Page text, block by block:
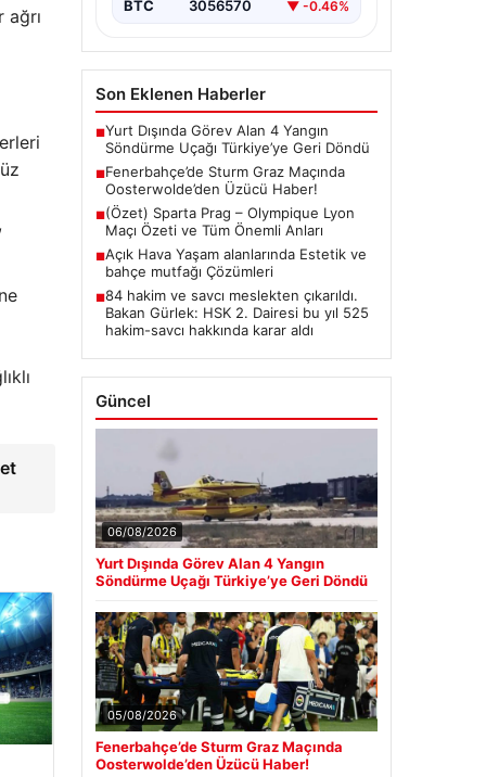
BTC 3056570 ▼ -0.46%
Son Eklenen Haberler
■Yurt Dışında Görev Alan 4 Yangın
Söndürme Uçağı Türkiye’ye Geri Döndü
■Fenerbahçe’de Sturm Graz Maçında
Oosterwolde’den Üzücü Haber!
■(Özet) Sparta Prag – Olympique Lyon
Maçı Özeti ve Tüm Önemli Anları
■Açık Hava Yaşam alanlarında Estetik ve
bahçe mutfağı Çözümleri
■84 hakim ve savcı meslekten çıkarıldı.
Bakan Gürlek: HSK 2. Dairesi bu yıl 525
hakim-savcı hakkında karar aldı
Güncel
06/08/2026
Yurt Dışında Görev Alan 4 Yangın
Söndürme Uçağı Türkiye’ye Geri Döndü
05/08/2026
Fenerbahçe’de Sturm Graz Maçında
Oosterwolde’den Üzücü Haber!